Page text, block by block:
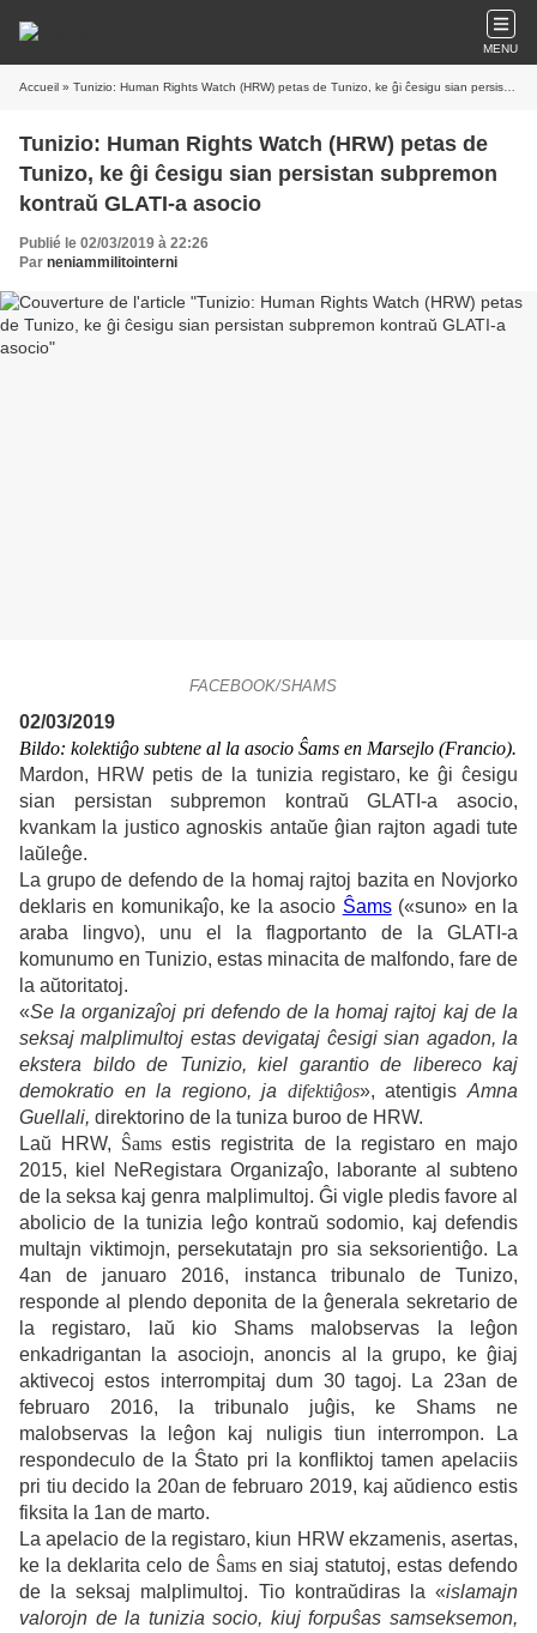
MENU
Accueil » Tunizio: Human Rights Watch (HRW) petas de Tunizo, ke ĝi ĉesigu sian persistan subpremon kontraŭ GLATI-a asocio
Tunizio: Human Rights Watch (HRW) petas de
Tunizo, ke ĝi ĉesigu sian persistan subpremon
kontraŭ GLATI-a asocio
Publié le 02/03/2019 à 22:26
Par neniammilitointerni
FACEBOOK/SHAMS
02/03/2019
Bildo: kolektiĝo subtene al la asocio Ŝams en Marsejlo (Francio).
Mardon, HRW petis de la tunizia registaro, ke ĝi ĉesigu
sian persistan subpremon kontraŭ GLATI-a asocio,
kvankam la justico agnoskis antaŭe ĝian rajton agadi tute
laŭleĝe.
La grupo de defendo de la homaj rajtoj bazita en Novjorko
deklaris en komunikaĵo, ke la asocio Ŝams(«suno» en la
araba lingvo), unu el la flagportanto de la GLATI-a
komunumo en Tunizio, estas minacita de malfondo, fare de
la aŭtoritatoj.
«Se la organizaĵoj pri defendo de la homaj rajtoj kaj de la
seksaj malplimultoj estas devigataj ĉesigi sian agadon, la
ekstera bildo de Tunizio, kiel garantio de libereco kaj
demokratio en la regiono, ja difektiĝos», atentigisAmna
Guellali, direktorino de la tuniza buroo de HRW.
Laŭ HRW, Ŝams estis registrita de la registaro en majo
2015, kiel NeRegistara Organizaĵo, laborante al subteno
de la seksa kaj genra malplimultoj. Ĝi vigle pledis favore al
abolicio de la tunizia leĝo kontraŭ sodomio, kaj defendis
multajn viktimojn, persekutatajn pro sia seksorientiĝo. La
4an de januaro 2016, instanca tribunalo de Tunizo,
responde al plendo deponita de la ĝenerala sekretario de
la registaro, laŭ kio Shams malobservas la leĝon
enkadrigantan la asociojn, anoncis al la grupo, ke ĝiaj
aktivecoj estos interrompitaj dum 30 tagoj. La 23an de
februaro 2016, la tribunalo juĝis, ke Shams ne
malobservas la leĝon kaj nuligis tiun interrompon. La
respondeculo de la Ŝtato pri la konfliktoj tamen apelaciis
pri tiu decido la 20an de februaro 2019, kaj aŭdienco estis
fiksita la 1an de marto.
La apelacio de la registaro, kiun HRW ekzamenis, asertas,
ke la deklarita celo de Ŝamsen siaj statutoj, estas defendo
de la seksaj malplimultoj. Tio kontraŭdiras la «islamajn
valorojn de la tunizia socio, kiuj forpuŝas samseksemon,